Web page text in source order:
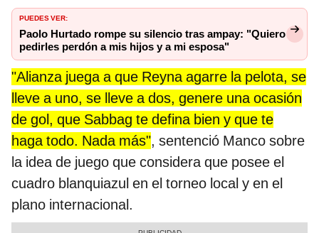
PUEDES VER:
Paolo Hurtado rompe su silencio tras ampay: "Quiero
pedirles perdón a mis hijos y a mi esposa"
"Alianza juega a que Reyna agarre la pelota, se
lleve a uno, se lleve a dos, genere una ocasión
de gol, que Sabbag te defina bien y que te
haga todo. Nada más", sentenció Manco sobre
la idea de juego que considera que posee el
cuadro blanquiazul en el torneo local y en el
plano internacional.